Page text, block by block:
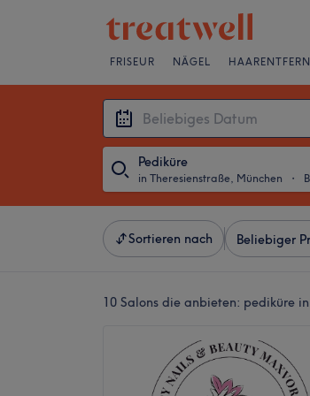
FRISEUR NÄGEL
Pediküre
in Theresienstraße, München ・
Sortieren nach Beliebiger
10 Salons die anbieten: pediküre